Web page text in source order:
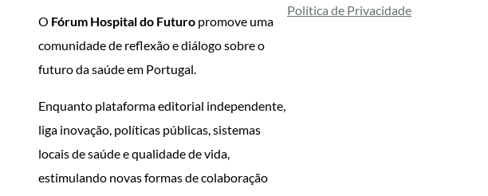
O Fórum Hospital do Futuro promove uma
comunidade de reflexão e diálogo sobre o
futuro da saúde em Portugal.
Enquanto plataforma editorial independente,
liga inovação, políticas públicas, sistemas
locais de saúde e qualidade de vida,
estimulando novas formas de colaboração
Política de Privacidade